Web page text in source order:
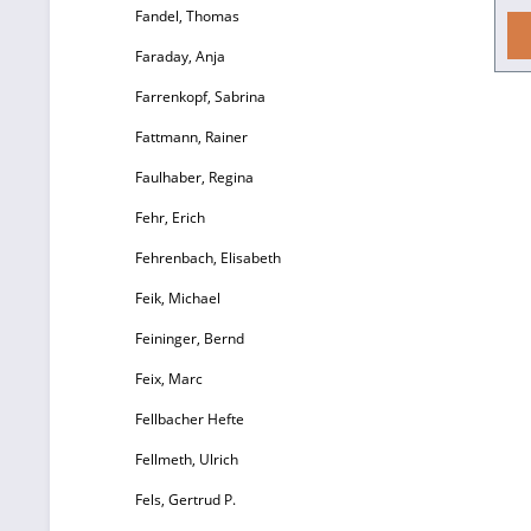
Fandel, Thomas
Faraday, Anja
Farrenkopf, Sabrina
Fattmann, Rainer
Faulhaber, Regina
Fehr, Erich
Fehrenbach, Elisabeth
Feik, Michael
Feininger, Bernd
Feix, Marc
Fellbacher Hefte
Fellmeth, Ulrich
Fels, Gertrud P.